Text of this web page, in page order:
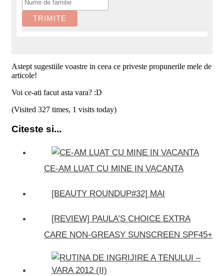
Astept sugestiile voastre in ceea ce priveste propunerile mele de
articole!
Voi ce-ati facut asta vara? :D
(Visited 327 times, 1 visits today)
Citeste si...
CE-AM LUAT CU MINE IN VACANTA
[BEAUTY ROUNDUP#32] MAI
[REVIEW] PAULA’S CHOICE EXTRA
CARE NON-GREASY SUNSCREEN SPF45+